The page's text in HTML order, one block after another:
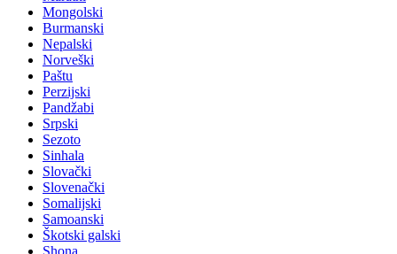
Mongolski
Burmanski
Nepalski
Norveški
Paštu
Perzijski
Pandžabi
Srpski
Sezoto
Sinhala
Slovački
Slovenački
Somalijski
Samoanski
Škotski galski
Shona